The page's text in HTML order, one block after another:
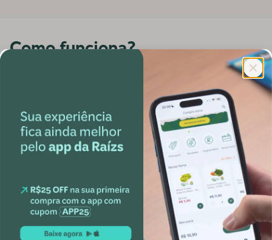
Como funciona?
Você escolhe